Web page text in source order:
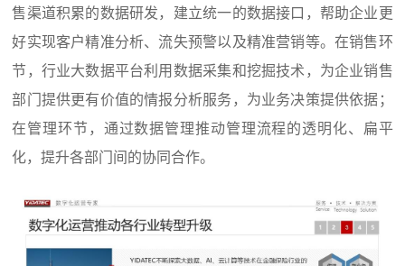
售渠道积累的数据研发，建立统一的数据接口，帮助企业更
好实现客户精准分析、流失预警以及精准营销等。在销售环
节，行业大数据平台利用数据采集和挖掘技术，为企业销售
部门提供更有价值的情报分析服务，为业务决策提供依据；
在管理环节，通过数据管理推动管理流程的透明化、扁平
化，提升各部门间的协同合作。